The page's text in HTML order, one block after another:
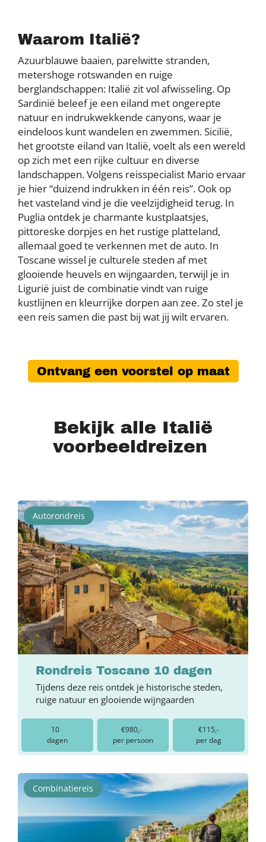
Waarom Italië?
Azuurblauwe baaien, parelwitte stranden,
metershoge rotswanden en ruige
berglandschappen: Italië zit vol afwisseling. Op
Sardinië beleef je een eiland met ongerepte
natuur en indrukwekkende canyons, waar je
eindeloos kunt wandelen en zwemmen. Sicilië,
het grootste eiland van Italië, voelt als een wereld
op zich met een rijke cultuur en diverse
landschappen. Volgens reisspecialist Mario ervaar
je hier “duizend indrukken in één reis”. Ook op
het vasteland vind je die veelzijdigheid terug. In
Puglia ontdek je charmante kustplaatsjes,
pittoreske dorpjes en het rustige platteland,
allemaal goed te verkennen met de auto. In
Toscane wissel je culturele steden af met
glooiende heuvels en wijngaarden, terwijl je in
Ligurië juist de combinatie vindt van ruige
kustlijnen en kleurrijke dorpen aan zee. Zo stel je
een reis samen die past bij wat jij wilt ervaren.
Ontvang een voorstel op maat
Bekijk alle Italië
voorbeeldreizen
Autorondreis
Rondreis Toscane 10 dagen
Tijdens deze reis ontdek je historische steden,
ruige natuur en glooiende wijngaarden
10
dagen
€980,-
per persoon
€115,-
per dag
Combinatiereis